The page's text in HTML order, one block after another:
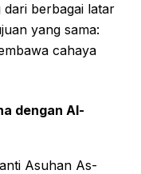
berbagai latar
yang sama:
cahaya
dengan Al-
Asuhan As-